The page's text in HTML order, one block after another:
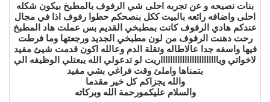
بنات نصيحه و عن تجربه احلى شي الرفوف بالمطبخ بيكون شكله
احلى واضافه رائعه بالبيت ككل بنصحكم حطوا رفوف اذا في مجال
عندكم هادي الرفوف كانت بمطبخي القديم بس عملت هاد المطبخ
رحت دهنت الرفوف من لون مطبخي الجديد ورجعتها وما فرطت
فيها واسفه جدا عالاطاله وتقلة الدم وعالله اكون قدمت شيئ مفيد
لاخواتي ويااااااااااااااااااااااااريت لو تدعولي الله يبعتلي الوظيفه الي
بتمناها واملئ وقت فراغي بشي مفيد
والله يجزاكم كل خير مقدما
والسلام عليكمورحمة الله وبركاته